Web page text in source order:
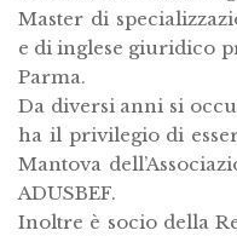
Master di
e di inglese giuridico
Parma.
Da diversi anni si
ha il privilegio di
Mantova
ADUSBEF.
Inoltre è socio della